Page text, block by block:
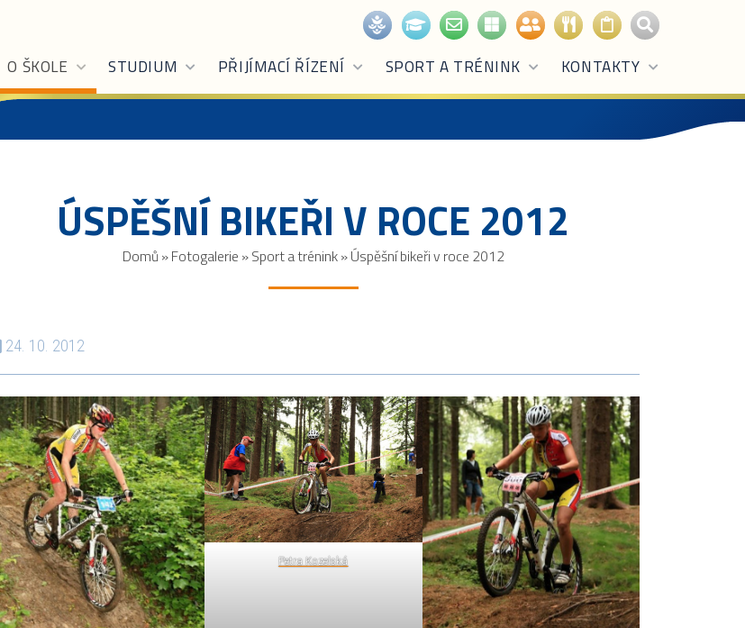
O ŠKOLE STUDIUM PŘIJÍMACÍ ŘÍZENÍ SPORT A TRÉNINK KONTAKTY
ÚSPĚŠNÍ BIKEŘI V ROCE 2012
Domů »Fotogalerie »Sport a trénink»Úspěšní bikeři v roce 2012
24. 10. 2012
Petra Kozelská